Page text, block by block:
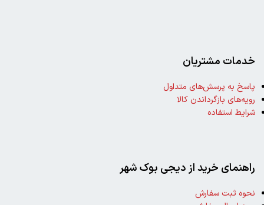
خدمات مشتریان
پاسخ به پرسش‌های متداول
رویه‌های بازگرداندن کالا
شرایط استفاده
راهنمای خرید از دیجی بوک شهر
نحوه ثبت سفارش